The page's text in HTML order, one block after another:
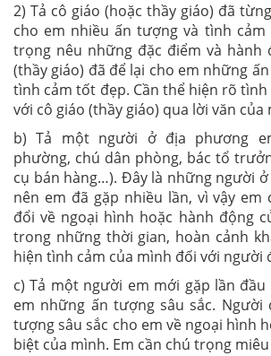
2) Tả cô giáo (hoặc thầy giáo) đã
cho em nhiều ấn tượng và tình cảm
trọng nêu những đặc điểm và hành
(thầy giáo) đã để lại cho em những
tình cảm tốt đẹp. Cần thể hiện rõ
với cô giáo (thầy giáo) qua lời văn của
b) Tả một người ở địa phương
phường, chú dân phòng, bác tổ
cụ bán hàng…). Đây là những người
nên em đã gặp nhiều lần, vì vậy
đổi về ngoại hình hoặc hành động
trong những thời gian, hoàn cảnh
hiện tình cảm của mình đối với người
c) Tả một người em mới gặp lần
em những ấn tượng sâu sắc. Người
tượng sâu sắc cho em về ngoại hình
biệt của mình. Em cần chú trọng